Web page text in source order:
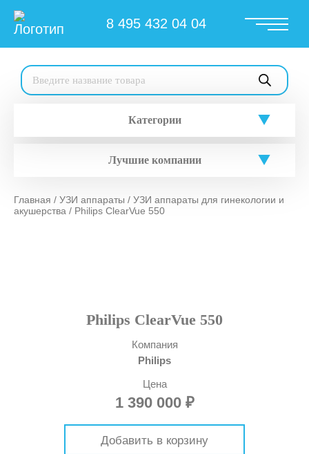
8 495 432 04 04
Поиск
товаров
Категории
Лучшие компании
Главная / УЗИ аппараты / УЗИ аппараты для гинекологии и
акушерства / Philips ClearVue 550
Philips ClearVue 550
Компания
Philips
Цена
1 390 000 ₽
Добавить в корзину